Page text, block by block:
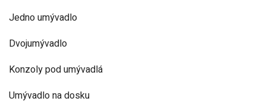
Jedno umývadlo
Dvojumývadlo
Konzoly pod umývadlá
Umývadlo na dosku